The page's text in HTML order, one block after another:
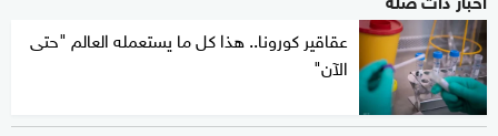
عقاقير كورونا.. هذا كل ما يستعمله العالم "حتى
الآن"